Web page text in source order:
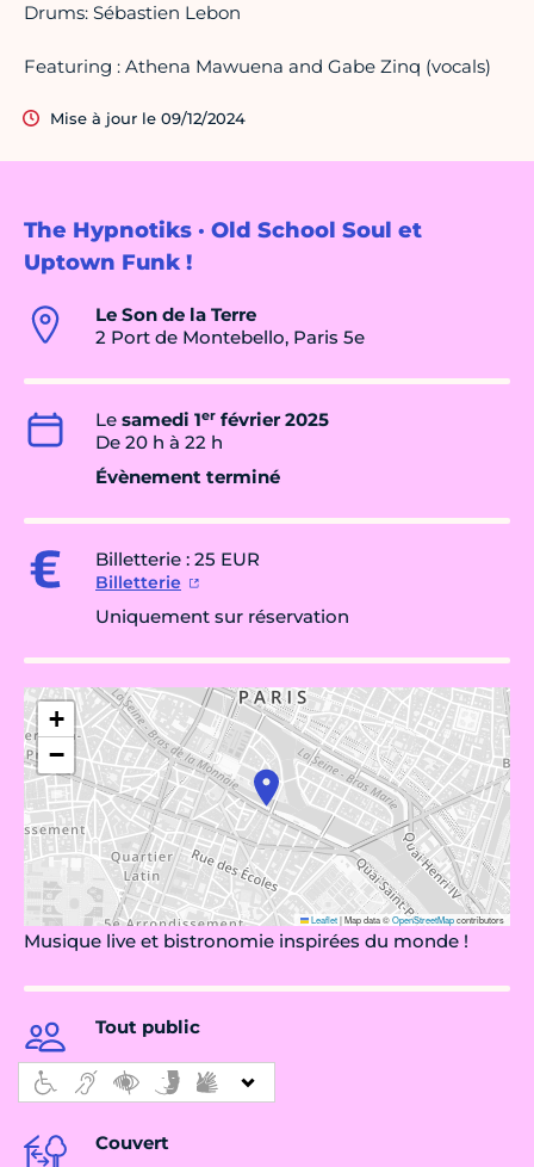
The Hypnotiks · Old School Soul et
Uptown Funk !
Le Son de la Terre
2 Port de Montebello, Paris 5e
Le samedi 1er février 2025
De 20 h à 22 h
Évènement terminé
Billetterie : 25 EUR
Billetterie
Uniquement sur réservation
+
−
Leaflet|Map data ©OpenStreetMapcontributors
Musique live et bistronomie inspirées du monde !
Tout public
Couvert
Drums: Sébastien Lebon
Featuring : Athena Mawuena and Gabe Zinq (vocals)
Mise à jour le 09/12/2024